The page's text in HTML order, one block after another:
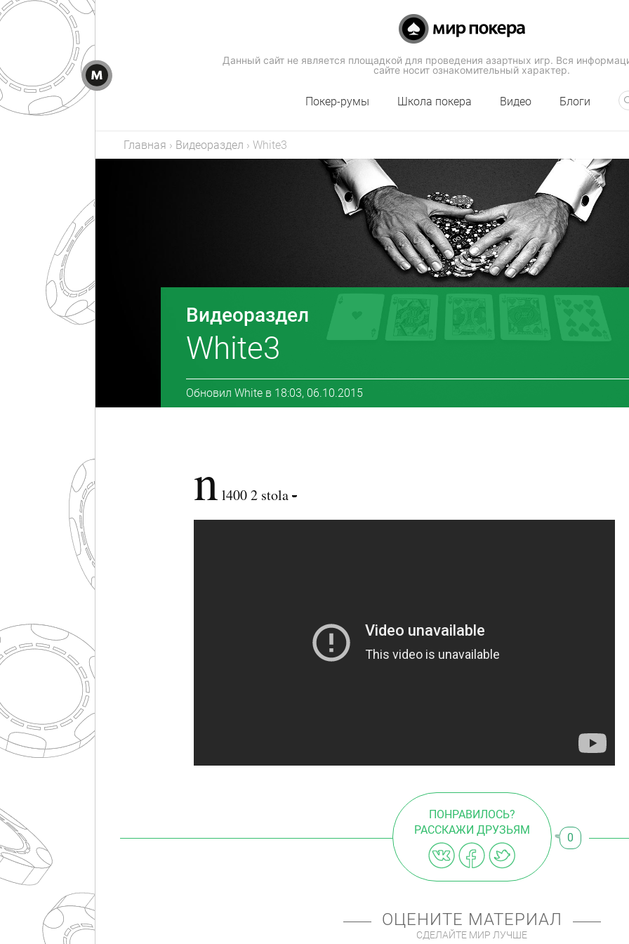
Данный сайт не является площадкой для проведения азартных игр. Вся
сайте носит ознакомительный характер.
Покер-румы Школа покера Видео Блоги
Главная › Видеораздел › White3
Видеораздел
White3
Обновил White в 18:03, 06.10.2015
n l400 2 stola-
ПОНРАВИЛОСЬ?
РАССКАЖИ ДРУЗЬЯМ
0
ОЦЕНИТЕ МАТЕРИАЛ
СДЕЛАЙТЕ МИР ЛУЧШЕ